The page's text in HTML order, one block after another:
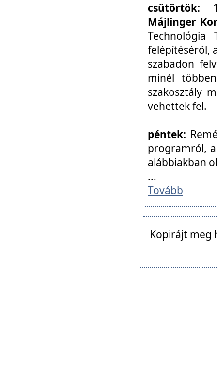
csütörtök:
Májlinger
Technológia
felépítéséről,
szabadon
minél
szakosztály
vehettek fel.
péntek:
programról,
alábbiakban
...
Tovább
Kopirájt meg